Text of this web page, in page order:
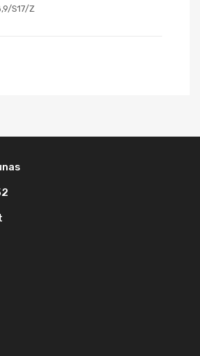
S17/Z